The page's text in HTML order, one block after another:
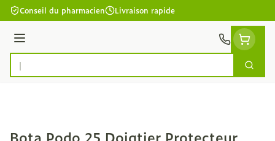
Aller au contenu
Conseil du pharmacien Livraison rapide
Menu
Rechercher